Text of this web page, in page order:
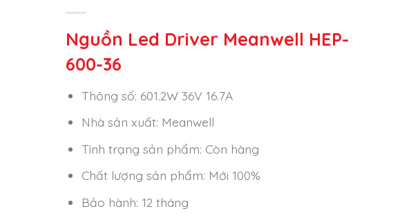
Nguồn Led Driver Meanwell HEP-
600-36
Thông số: 601.2W 36V 16.7A
Nhà sản xuất: Meanwell
Tình trạng sản phẩm: Còn hàng
Chất lượng sản phẩm: Mới 100%
Bảo hành: 12 tháng